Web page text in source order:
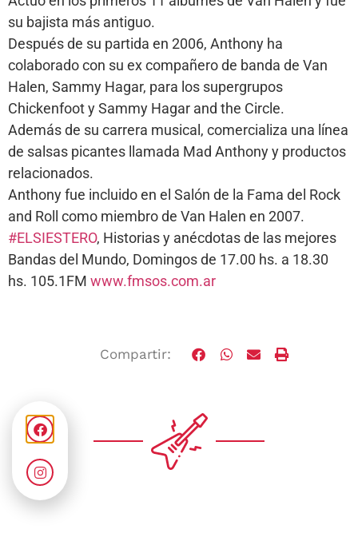
su bajista más antiguo.
Después de su partida en 2006, Anthony ha
colaborado con su ex compañero de banda de Van
Halen, Sammy Hagar, para los supergrupos
Chickenfoot y Sammy Hagar and the Circle.
Además de su carrera musical, comercializa una línea
de salsas picantes llamada Mad Anthony y productos
relacionados.
Anthony fue incluido en el Salón de la Fama del Rock
and Roll como miembro de Van Halen en 2007.
#ELSIESTERO, Historias y anécdotas de las mejores
Bandas del Mundo, Domingos de 17.00 hs. a 18.30
hs. 105.1FM www.fmsos.com.ar
Compartir: